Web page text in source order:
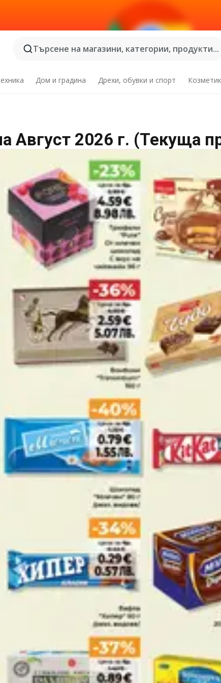
Търсене на магазини, категории, продукти...
Дом и градина Дрехи, обувки и спорт
Август 2026 г. (Текуща